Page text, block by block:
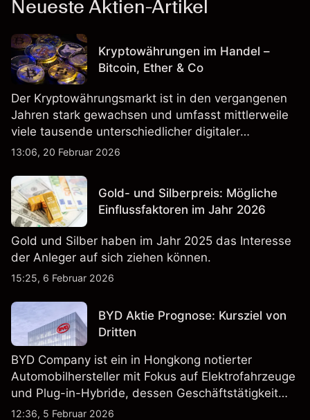
Neueste Aktien-Artikel
Kryptowährungen im Handel –
Bitcoin, Ether & Co
Der Kryptowährungsmarkt ist in den vergangenen
Jahren stark gewachsen und umfasst mittlerweile
viele tausende unterschiedlicher digitaler
Währungen.
13:06, 20 Februar 2026
Gold- und Silberpreis: Mögliche
Einflussfaktoren im Jahr 2026
Gold und Silber haben im Jahr 2025 das Interesse
der Anleger auf sich ziehen können.
15:25, 6 Februar 2026
BYD Aktie Prognose: Kursziel von
Dritten
BYD Company ist ein in Hongkong notierter
Automobilhersteller mit Fokus auf Elektrofahrzeuge
und Plug-in-Hybride, dessen Geschäftstätigkeit
Fahrzeugproduktion, Batterien und verwandte
12:36, 5 Februar 2026